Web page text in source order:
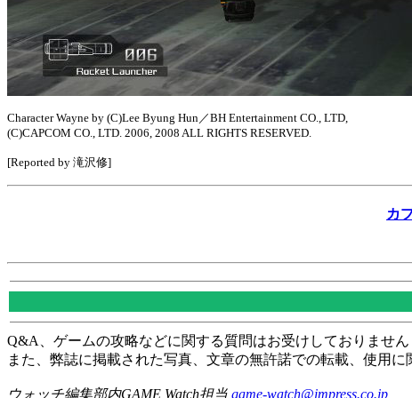
Character Wayne by (C)Lee Byung Hun／BH Entertainment CO., LTD,
(C)CAPCOM CO., LTD. 2006, 2008 ALL RIGHTS RESERVED.
[Reported by 滝沢修]
カ
Q&A、ゲームの攻略などに関する質問はお受けしておりません
また、弊誌に掲載された写真、文章の無許諾での転載、使用
ウォッチ編集部内GAME Watch担当 game-watch@impress.co.jp